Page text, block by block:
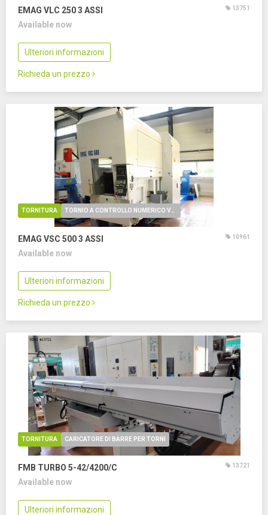
EMAG VLC 2503 ASSI 13751
Available now
Ulteriori informazioni
Richieda un prezzo
TORNITURA
EMAG VSC 5003 ASSI 10961
Available now
Ulteriori informazioni
Richieda un prezzo
TORNITURA CARICATORE DI BARRE PER TORNI
FMB TURBO 5-42/4200/C 13721
Available now
Ulteriori informazioni